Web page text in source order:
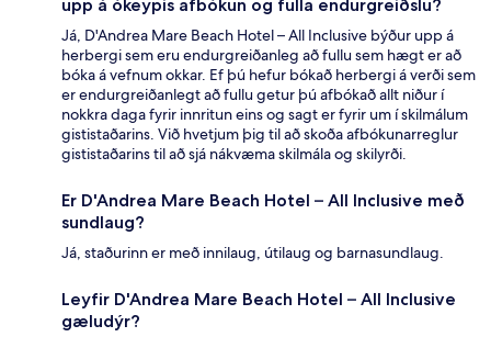
upp á ókeypis afbókun og fulla endurgreiðslu?
Já, D'Andrea Mare Beach Hotel – All Inclusive býður upp á
herbergi sem eru endurgreiðanleg að fullu sem hægt er að
bóka á vefnum okkar. Ef þú hefur bókað herbergi á verði sem
er endurgreiðanlegt að fullu getur þú afbókað allt niður í
nokkra daga fyrir innritun eins og sagt er fyrir um í skilmálum
gististaðarins. Við hvetjum þig til að skoða afbókunarreglur
gististaðarins til að sjá nákvæma skilmála og skilyrði.
Er D'Andrea Mare Beach Hotel – All Inclusive með
sundlaug?
Já, staðurinn er með innilaug, útilaug og barnasundlaug.
Leyfir D'Andrea Mare Beach Hotel – All Inclusive
gæludýr?